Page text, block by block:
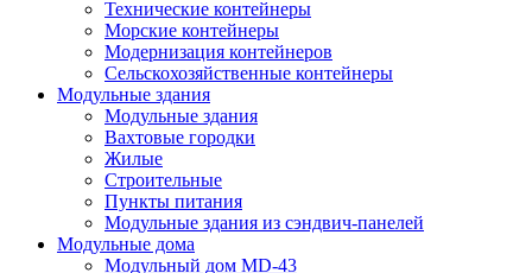
Технические контейнеры
Морские контейнеры
Модернизация контейнеров
Сельскохозяйственные контейнеры
Модульные здания
Модульные здания
Вахтовые городки
Жилые
Строительные
Пункты питания
Модульные здания из сэндвич-панелей
Модульные дома
Модульный дом MD-43